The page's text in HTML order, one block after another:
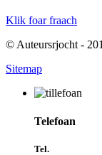
Klik foar fraach
© Auteursrjocht -
Sitemap
Telefoan
Tel.